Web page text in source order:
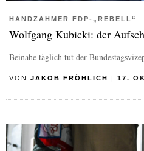
HANDZAHMER FDP-„REBELL“
Wolfgang Kubicki: der
Beinahe täglich tut der
VON JAKOB FRÖHLICH | 17.